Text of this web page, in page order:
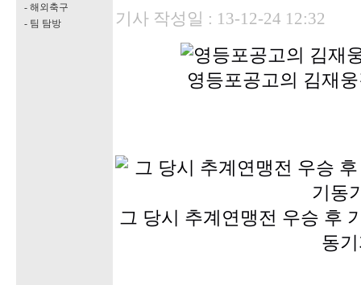
- 해외축구
- 팀 탐방
기사 작성일 : 13-12-24 12:32
영등포공고의 김재
그 당시 추계연맹전 우승 후
동